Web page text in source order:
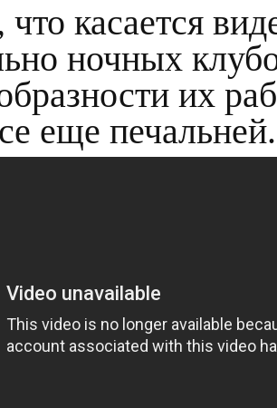
что касается
ночных
их
еще печальней.